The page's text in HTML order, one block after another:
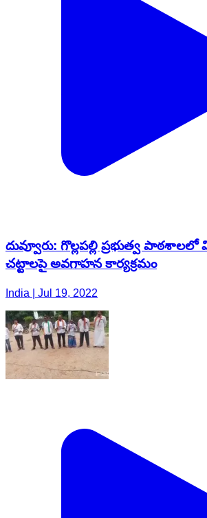
దువ్వూరు: గొల్లపల్లి ప్రభుత్వ పాఠశాలలో
చట్టాలపై అవగాహన కార్యక్రమం
India | Jul 19, 2022